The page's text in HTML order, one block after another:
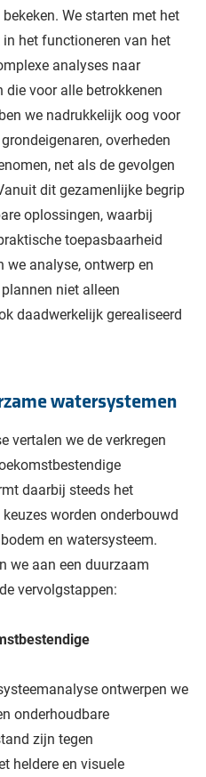
We starten met het
het functioneren van het
analyses naar
die voor alle betrokkenen
we nadrukkelijk oog voor
overheden
net als de gevolgen
dit gezamenlijke begrip
oplossingen, waarbij
toepasbaarheid
analyse, ontwerp en
niet alleen
daadwerkelijk gerealiseerd
watersystemen
vertalen we de verkregen
daarbij steeds het
worden onderbouwd
en watersysteem.
we aan een duurzaam
vervolgstappen:
ontwerpen we
onderhoudbare
zijn tegen
heldere en visuele